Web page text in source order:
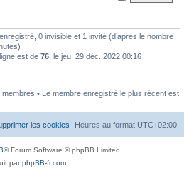
0 invisible et 1 invité (d’après le nombre
est de 76 , le jeu. 29 déc. 2022 00:16
membres • Le membre enregistré le plus récent est
Heures au format UTC+02:00
les cookies
® Forum Software © phpBB Limited
parphpBB-fr.com